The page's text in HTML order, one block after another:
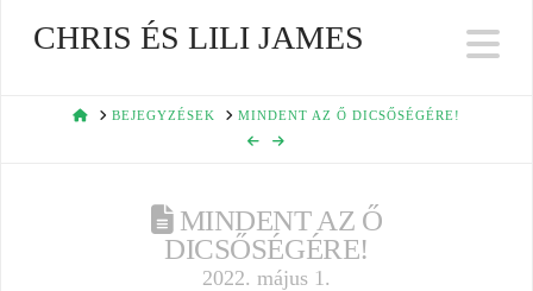
CHRIS ÉS LILI JAMES
HOMEBEJEGYZÉSEK MINDENT AZ Ő DICSŐSÉGÉRE!
MINDENT AZ Ő
DICSŐSÉGÉRE!
2022. május 1.